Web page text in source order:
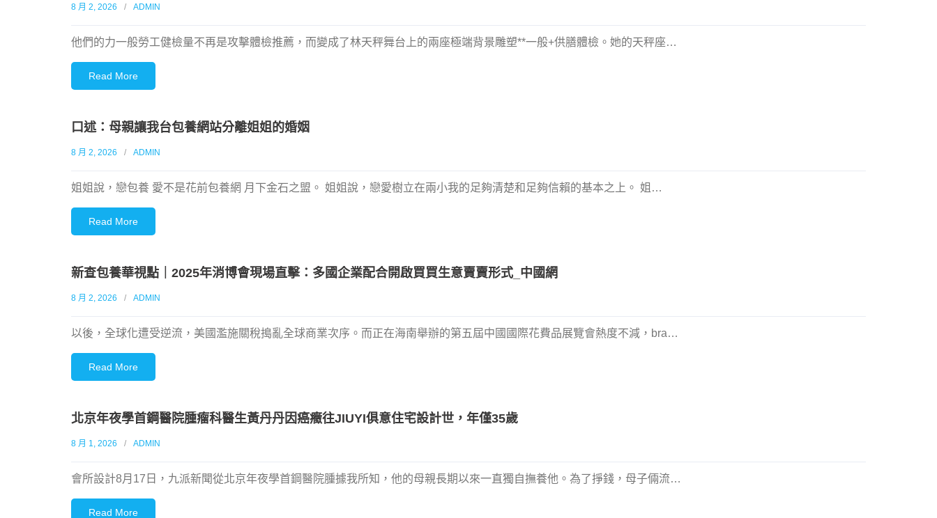
8 月 2, 2026 ADMIN
他們的力一般勞工健檢量不再是攻擊體檢推薦，而變成了林天秤舞台上的兩座極端背景雕塑**一般+供膳體檢。她的天秤座…
Read More
口述：母親讓我台包養網站分離姐姐的婚姻
8 月 2, 2026 ADMIN
姐姐說，戀包養 愛不是花前包養網 月下金石之盟。 姐姐說，戀愛樹立在兩小我的足夠清楚和足夠信賴的基本之上。 姐 …
Read More
新查包養華視點｜2025年消博會現場直擊：多國企業配合開啟買買生意賣賣形式_中國網
8 月 2, 2026 ADMIN
以後，全球化遭受逆流，美國濫施關稅搗亂全球商業次序。而正在海南舉辦的第五屆中國國際花費品展覽會熱度不減，bra…
Read More
北京年夜學首鋼醫院腫瘤科醫生黃丹丹因癌癥往JIUYI俱意住宅設計世，年僅35歲
8 月 1, 2026 ADMIN
會所設計8月17日，九派新聞從北京年夜學首鋼醫院腫據我所知，他的母親長期以來一直獨自撫養他。為了掙錢，母子倆流…
Read More